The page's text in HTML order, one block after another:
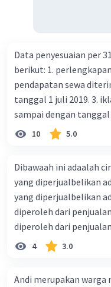
Data penyesuaian per
berikut: 1. perlengkapan yang tersisa Rp500.000,00 2.
pendapatan sewa
tanggal 1 juli 2019. 3. iklan dibayar untuk 10 kali terbit, dan
sampai dengan
terbit. 4. gaji terutang
Rp800.000,00 dari
10 5.0
Dibawaah ini adaalah
yang diperjualbelikan
yang diperjualbelikan
diperoleh dari
diperoleh dari
merupakan ciri dari
nomor…. a. 1 dan 3 b. 3
4 3.0
Andi merupakan warga